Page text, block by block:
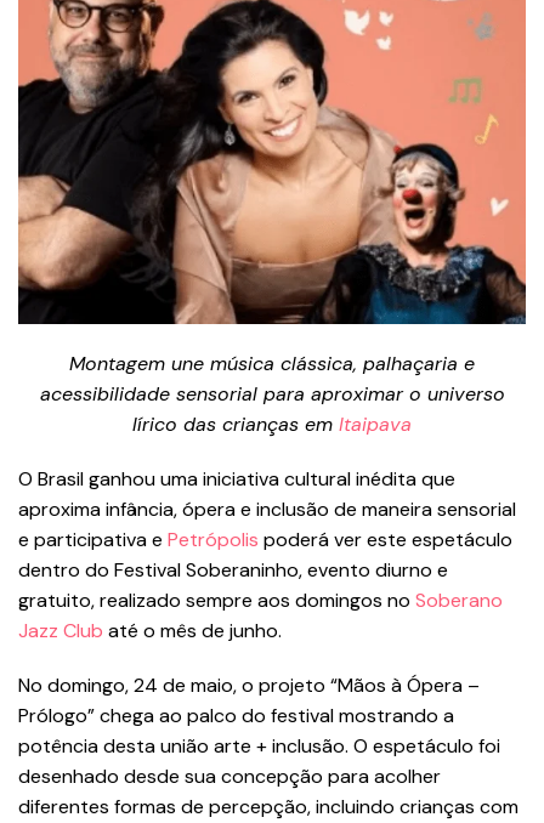
Montagem une música clássica, palhaçaria e
acessibilidade sensorial para aproximar o universo
lírico das crianças em Itaipava
O Brasil ganhou uma iniciativa cultural inédita que
aproxima infância, ópera e inclusão de maneira sensorial
e participativa e Petrópolis poderá ver este espetáculo
dentro do Festival Soberaninho, evento diurno e
gratuito, realizado sempre aos domingos no Soberano
Jazz Club até o mês de junho.
No domingo, 24 de maio, o projeto “Mãos à Ópera –
Prólogo” chega ao palco do festival mostrando a
potência desta união arte + inclusão. O espetáculo foi
desenhado desde sua concepção para acolher
diferentes formas de percepção, incluindo crianças com